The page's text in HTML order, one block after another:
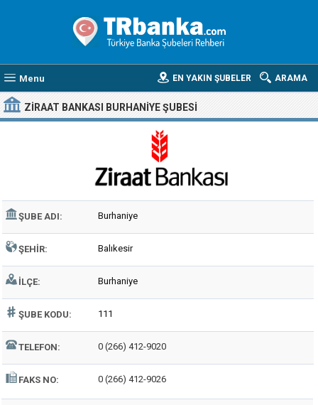
Menu ARAMA
EN YAKIN ŞUBELER
ZIRAAT BANKASI BURHANIYE ŞUBESI
ŞUBE ADI: Burhaniye
ŞEHIR: Balıkesir
İLÇE: Burhaniye
ŞUBE KODU: 111
TELEFON: 0 (266) 412-9020
FAKS NO: 0 (266) 412-9026